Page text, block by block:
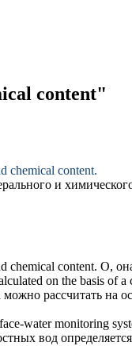
content"
chemical content.
и
chemical content. О,
on the basis of
рассчитать на
water monitoring
вод